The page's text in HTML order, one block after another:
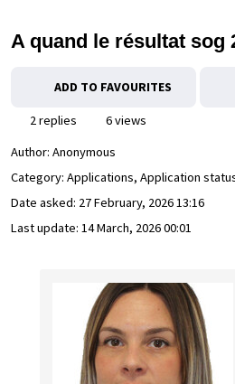
A quand le résultat sog
ADD TO FAVOURITES
2 replies
6 views
Author: Anonymous
Category: Applications, Application
Date asked: 27 February, 2026 13:16
Last update: 14 March, 2026 00:01